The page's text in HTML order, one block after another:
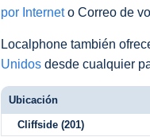
por Interneto Correo de
Localphone también
Unidos desde cualquier
Ubicación
Cliffside (201)